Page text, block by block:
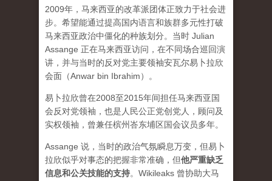
2009年，马来西亚的改革派团体正致力于社会进
步。希望能通过提高国内语言和族群多元性打破
马来西亚政治中僵化的种族划分。当时 Julian
Assange 正在马来西亚访问，在不同场合巡回演
讲，并与当时的反对党主要领袖安瓦尔易卜拉欣
会面（Anwar bin Ibrahim）。
易卜拉欣曾在2008至2015年间担任马来西亚国
会反对党领袖，也是人民公正党创党人，顾问及
实权领袖，曾兼任槟州峇东埔区国会议员多年。
Assange 说，当时的政治气氛瞬息万变，但易卜
拉欣似乎对事态的把握非常准确，但他严重缺乏
信息和公关技能的支持。Wikileaks 曾协助大马